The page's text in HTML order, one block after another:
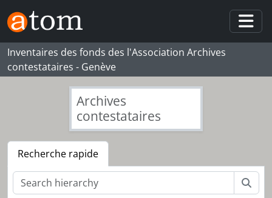
Skip to main content
Inventaires des fonds des l'Association Archives
contestataires - Genève
Archives
contestataires
Recherche rapide